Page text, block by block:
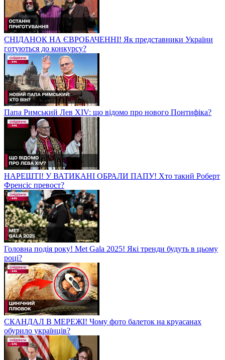
СНІДАНОК НА ЄВРОБАЧЕННІ! Як представники України
готуються до конкурсу?
Папа Римський Лев XIV: що відомо про нового Понтифіка?
НАРЕШТІ! У ВАТИКАНІ ОБРАЛИ ПАПУ! Хто такий Роберт
Френсіс превост?
Головна подія року! Met Gala 2025! Які тренди будуть в цьому
році?
СКАНДАЛ В МЕРЕЖІ! Чому фото балеток на круасанах
обурило українців?